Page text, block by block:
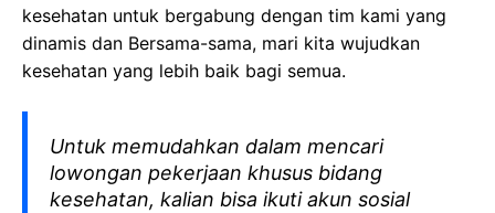
kesehatan untuk bergabung dengan tim kami yang
dinamis dan Bersama-sama, mari kita wujudkan
kesehatan yang lebih baik bagi semua.
Untuk memudahkan dalam mencari
lowongan pekerjaan khusus bidang
kesehatan, kalian bisa ikuti akun sosial